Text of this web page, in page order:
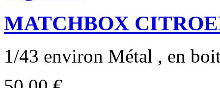
MATCHBOX
1/43 environ Métal , en